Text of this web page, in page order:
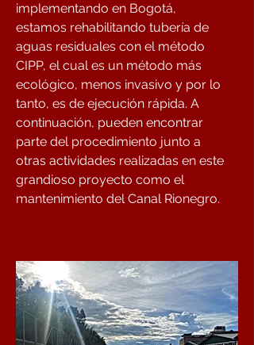
implementando en Bogotá,
estamos rehabilitando tubería de
aguas residuales con el método
CIPP, el cual es un método más
ecológico, menos invasivo y por lo
tanto, es de ejecución rápida. A
continuación, pueden encontrar
parte del procedimiento junto a
otras actividades realizadas en este
grandioso proyecto como el
mantenimiento del Canal Rionegro.